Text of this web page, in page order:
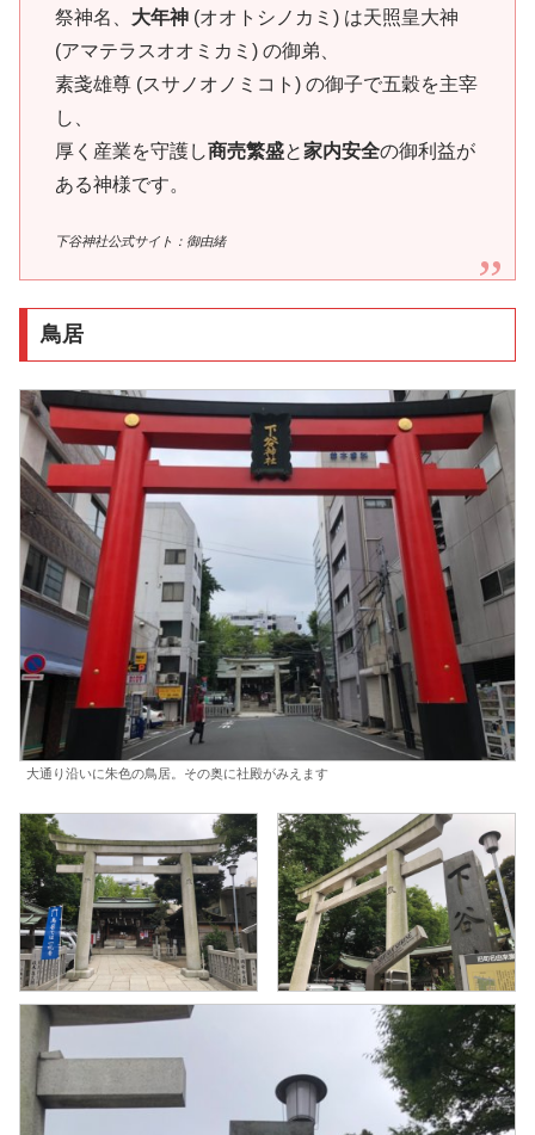
祭神名、 大年神(オオトシノカミ) は天照皇大神
(アマテラスオオミカミ) の御弟、
素戔雄尊 (スサノオノミコト) の御子で五穀を主宰
し、
厚く産業を守護し商売繁盛と家内安全の御利益が
ある神様です。
下谷神社公式サイト：御由緒
鳥居
大通り沿いに朱色の鳥居。その奥に社殿がみえます